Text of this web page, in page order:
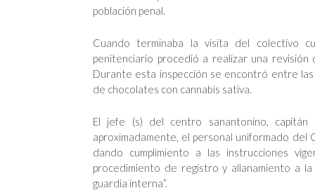
población penal.
Cuando terminaba la visita del colectivo
penitenciario procedió a realizar una revisión
Durante esta inspección se encontró entre
de chocolates con cannabis sativa.
El jefe (s) del centro sanantonino, capitán
aproximadamente, el personal uniformado
dando cumplimiento a las instrucciones
procedimiento de registro y allanamiento a
guardia interna”.